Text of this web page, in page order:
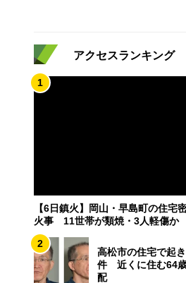
アクセスランキング
1
【6日鎮火】岡山・早島町の住宅
火事 11世帯が類焼・3人軽傷か
2
高松市の住宅で起
件 近くに住む64
配